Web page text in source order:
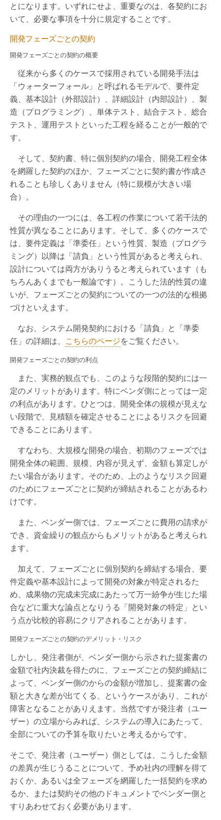
とになります。いずれにせよ、重要なのは、各契約にお
いて、必要な事項を十分に規定することです。
開発フェーズごとの契約
開発フェーズごとの契約の概要
従来から多くのケースで採用されている開発手法は
「ウォーターフォール」と呼ばれるモデルで、要件定
義、基本設計（外部設計）、詳細設計（内部設計）、製
造（プログラミング）、単体テスト、結合テスト、総合
テスト、運用テストといった工程を経ることが一般的で
す。
そして、契約書、特に個別契約の場合、開発工程全体
を網羅した契約のほか、フェーズごとに契約書が作成さ
れることも珍しくありません（特に規模が大きい場
合）。
その理由の一つには、各工程の作業について若干法的
性質が異なることにあります。そして、多くのケースで
は、要件定義は「準委任」という性質、製造（プログラ
ミング）以降は「請負」という性質があると考えられ、
設計については両方がありうると考えられています（も
ちろんあくまでも一般論です）。こうした法的性質の違
いが、フェーズごとの契約についての一つの法的な根拠
づけといえます。
なお、システム開発契約における「請負」と「準委
任」の詳細は、 こちらのページをご覧ください。
開発フェーズごとの契約の利点
また、実務的観点でも、このような段階的契約には一
定のメリットがあります。特にベンダ側にとっては一定
の利点があります。ひとつは、開発全体の規模が見えな
い段階で、見積額を確定させることによるリスクを回避
できることにあります。
すなわち、大規模な開発の場合、初期のフェーズでは
開発全体の範囲、規模、内容が見えず、金額も算定しが
たい場合があります。そのため、上のようなリスク回避
のためにフェーズごとに契約が締結されることがあるわ
けです。
また、ベンダー側では、フェーズごとに費用の請求が
でき、資金繰りの観点からもメリットがあると考えられ
ます。
加えて、フェーズごとに個別契約を締結する場合、要
件定義や基本設計によって開発の対象が特定されるた
め、成果物の完成未完成にあたって万一紛争が生じた場
合などに重大な論点となりうる「開発対象の特定」とい
う点が比較的容易にクリアされることがあります。
開発フェーズごとの契約のデメリット・リスク
しかし、発注者側が、ベンダー側から示された提案書の
金額で社内決裁を得たのに、フェーズごとの契約締結に
よって、ベンダー側のからの金額が増加し、提案書の金
額と大きな差が出てくる、というケースがあり、これが
障害となることがありえます。当然ですが発注者（ユー
ザー）の立場からみれば、システムの導入にあたって、
全部についての予算を取りたいと考えるからです。
そこで、発注者（ユーザー）側としては、こうした金額
の差異が生じうることについて、予め社内の理解を得て
おくか、あるいは全フェーズを網羅した一括契約を求め
るか、または契約その他のドキュメントでベンダー側と
すりあわせておく必要があります。